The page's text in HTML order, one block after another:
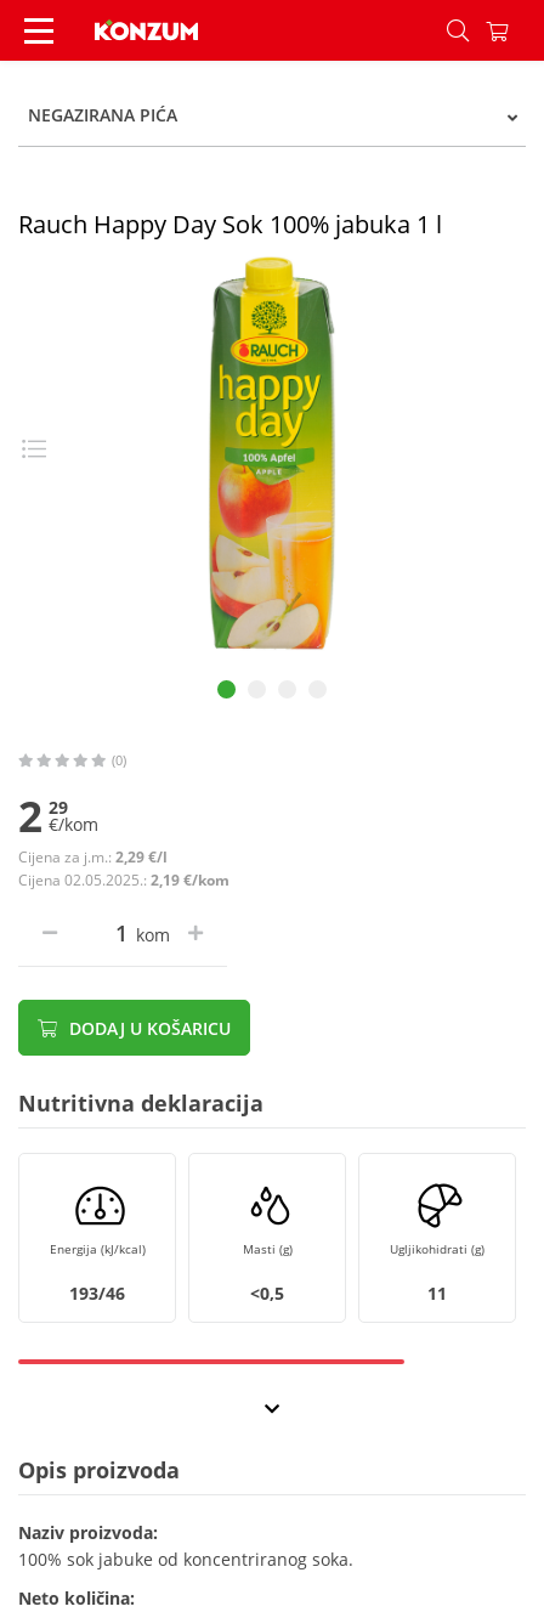
Happy Day 100% jabuka 1 l - Konzum
NEGAZIRANA PIĆA
Rauch Happy Day Sok 100% jabuka 1 l
(0)
2 29
€/kom
Cijena za j.m.: 2,29 €/l
Cijena 02.05.2025.: 2,19 €/kom
kom
DODAJ U KOŠARICU
Nutritivna deklaracija
Energija (kJ/kcal)
193/46
Masti (g)
<0,5
Ugljikohidrati (g)
11
Opis proizvoda
Naziv proizvoda:
100% sok jabuke od koncentriranog soka.
Neto količina: